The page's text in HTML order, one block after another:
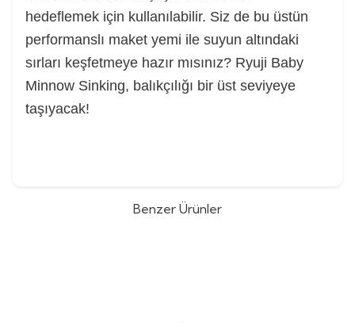
hedeflemek için kullanılabilir. Siz de bu üstün
performanslı maket yemi ile suyun altındaki
sırları keşfetmeye hazır mısınız? Ryuji Baby
Minnow Sinking, balıkçılığı bir üst seviyeye
taşıyacak!
Benzer Ürünler